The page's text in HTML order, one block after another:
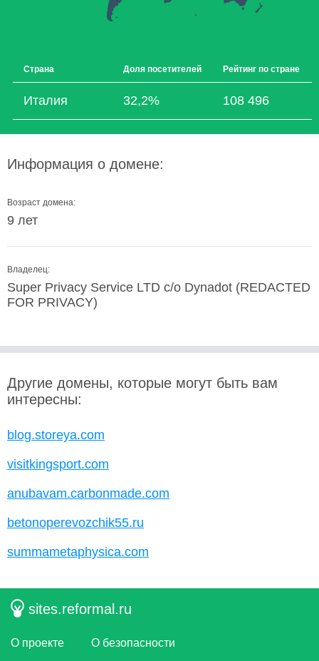
Страна Доля посетителей Рейтинг по стране
Италия 32,2% 108 496
Информация о домене:
Возраст домена:
9 лет
Владелец:
Super Privacy Service LTD c/o Dynadot (REDACTED
FOR PRIVACY)
Другие домены, которые могут быть вам
интересны:
blog.storeya.com
visitkingsport.com
anubavam.carbonmade.com
betonoperevozchik55.ru
summametaphysica.com
sites.reformal.ru
О проекте О безопасности